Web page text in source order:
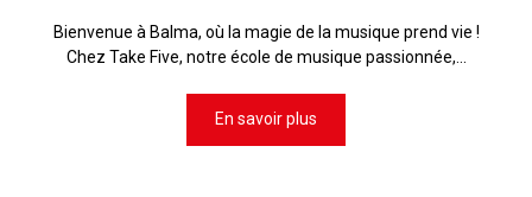
Bienvenue à Balma, où la magie de la musique prend vie !
Chez Take Five, notre école de musique passionnée,...
En savoir plus